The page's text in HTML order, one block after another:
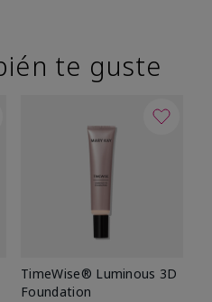
te guste
TimeWise® Luminous 3D
Foundation